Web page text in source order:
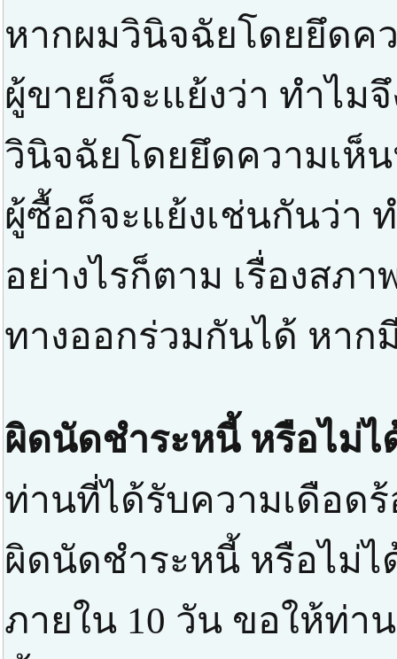
หากผมวินิจฉัยโดยยึดค
ผู้ขายก็จะแย้งว่า ทำไม
วินิจฉัยโดยยึดความเห็
ผู้ซื้อก็จะแย้งเช่นกันว่า
อย่างไรก็ตาม เรื่องสภ
ทางออกร่วมกันได้ หาก
ผิดนัดชำระหนี้ หรือไม่ไ
ท่านที่ได้รับความเดือด
ผิดนัดชำระหนี้ หรือไม่ไ
ภายใน 10 วัน ขอให้ท่